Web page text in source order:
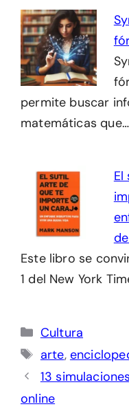
permite buscar
matemáticas que…
Este libro se
1 del New York
Categorías
Cultura
Etiquetas
arte,
13
online